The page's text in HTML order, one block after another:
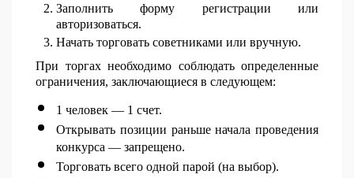
Заполнить форму регистрации или
авторизоваться.
Начать торговать советниками или вручную.
При торгах необходимо соблюдать определенные
ограничения, заключающиеся в следующем:
1 человек — 1 счет.
Открывать позиции раньше начала проведения
конкурса — запрещено.
Торговать всего одной парой (на выбор).